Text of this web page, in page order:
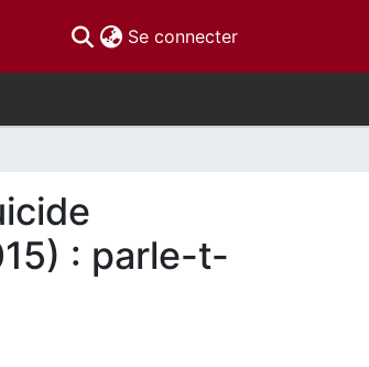
Se connecter(current)
: parle-t-